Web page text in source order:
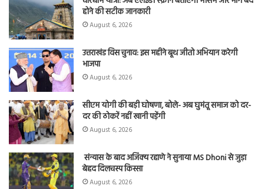
होने की सटीक जानकारी
August 6, 2026
उत्तराखंड विस चुनाव: इस महीने बूथ जीतो अभियान करेगी
भाजपा
August 6, 2026
सीएम योगी की बड़ी घोषणा, बोले- अब घुमंतू समाज को दर-
दर की ठोकरें नहीं खानी पड़ेंगी
August 6, 2026
संन्यास के बाद अजिंक्‍य रहाणे ने सुनाया MS Dhoni से जुड़ा
बेहद दिलचस्प किस्सा
August 6, 2026